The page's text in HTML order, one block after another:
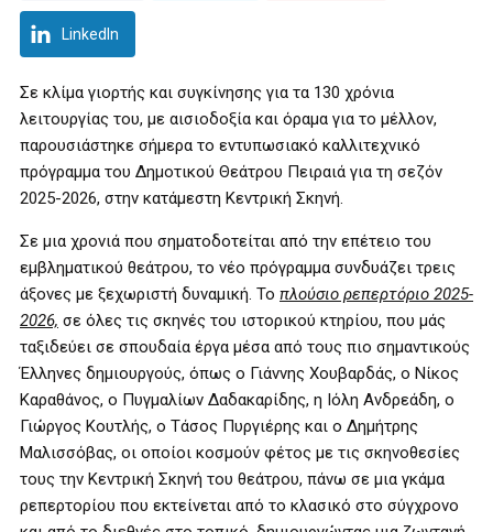
LinkedIn
Σε κλίμα γιορτής και συγκίνησης για τα 130 χρόνια
λειτουργίας του, με αισιοδοξία και όραμα για το μέλλον,
παρουσιάστηκε σήμερα το εντυπωσιακό καλλιτεχνικό
πρόγραμμα του Δημοτικού Θεάτρου Πειραιά για τη σεζόν
2025-2026, στην κατάμεστη Κεντρική Σκηνή.
Σε μια χρονιά που σηματοδοτείται από την επέτειο του
εμβληματικού θεάτρου, το νέο πρόγραμμα συνδυάζει τρεις
άξονες με ξεχωριστή δυναμική. Το πλούσιο ρεπερτόριο 2025-
2026, σε όλες τις σκηνές του ιστορικού κτηρίου, που μάς
ταξιδεύει σε σπουδαία έργα μέσα από τους πιο σημαντικούς
Έλληνες δημιουργούς, όπως ο Γιάννης Χουβαρδάς, ο Νίκος
Καραθάνος, ο Πυγμαλίων Δαδακαρίδης, η Ιόλη Ανδρεάδη, ο
Γιώργος Κουτλής, ο Τάσος Πυργιέρης και ο Δημήτρης
Μαλισσόβας, οι οποίοι κοσμούν φέτος με τις σκηνοθεσίες
τους την Κεντρική Σκηνή του θεάτρου, πάνω σε μια γκάμα
ρεπερτορίου που εκτείνεται από το κλασικό στο σύγχρονο